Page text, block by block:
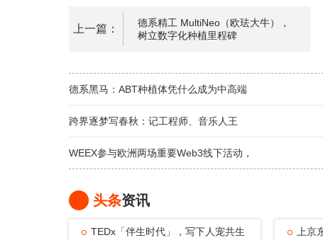
上一篇：
德系精工 MultiNeo（欧珐大牛），
树立数字化种植里程碑
德系黑马：ABT种植体凭什么成为中高端
跨界逐梦写春秋：记工程师、音乐人王
WEEX参与欧洲两场重要Web3线下活动，
头条资讯
TEDx「伴生时代」，写下人宠共生 上京